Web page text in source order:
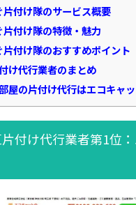
付け隊のサービス概要
付け隊の特徴・魅力
付け隊のおすすめポイント
け代行業者のまとめ
屋の片付け代行はエコキャッ
片付け代行業者第1位